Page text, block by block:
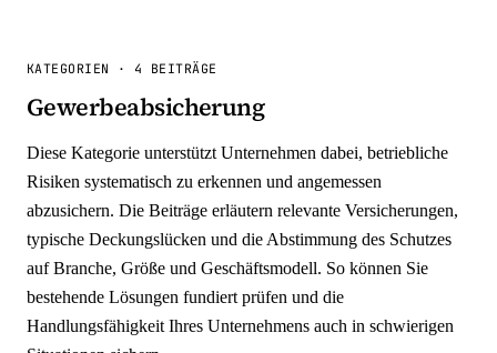
KATEGORIEN · 4 BEITRÄGE
Gewerbeabsicherung
Diese Kategorie unterstützt Unternehmen dabei, betriebliche
Risiken systematisch zu erkennen und angemessen
abzusichern. Die Beiträge erläutern relevante Versicherungen,
typische Deckungslücken und die Abstimmung des Schutzes
auf Branche, Größe und Geschäftsmodell. So können Sie
bestehende Lösungen fundiert prüfen und die
Handlungsfähigkeit Ihres Unternehmens auch in schwierigen